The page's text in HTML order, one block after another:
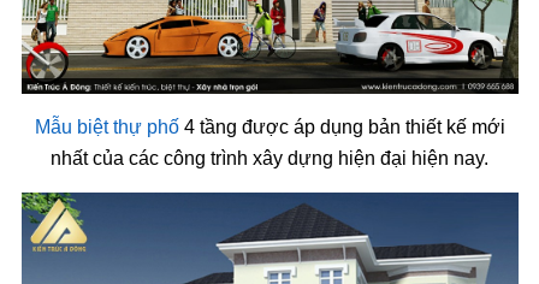
Mẫu biệt thự phố4 tầng được áp dụng bản thiết kế mới
nhất của các công trình xây dựng hiện đại hiện nay.